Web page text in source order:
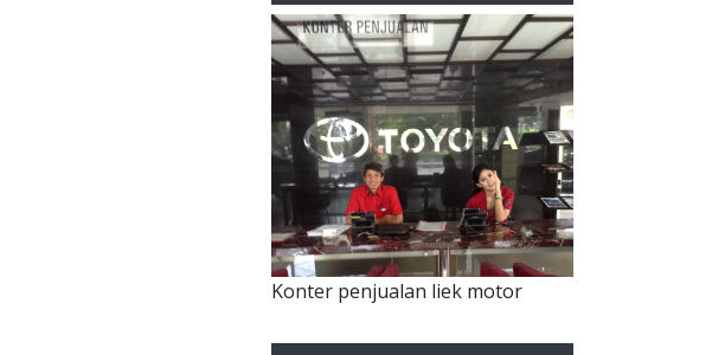
Konter penjualan liek motor